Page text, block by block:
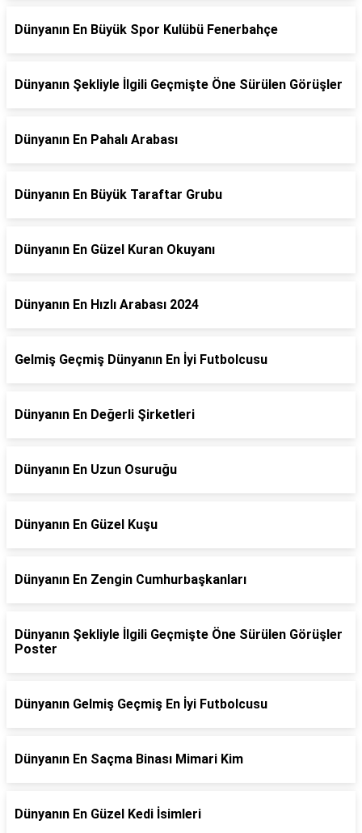
Dünyanın En Büyük Spor Kulübü Fenerbahçe
Dünyanın Şekliyle İlgili Geçmişte Öne Sürülen Görüşler
Dünyanın En Pahalı Arabası
Dünyanın En Büyük Taraftar Grubu
Dünyanın En Güzel Kuran Okuyanı
Dünyanın En Hızlı Arabası 2024
Gelmiş Geçmiş Dünyanın En İyi Futbolcusu
Dünyanın En Değerli Şirketleri
Dünyanın En Uzun Osuruğu
Dünyanın En Güzel Kuşu
Dünyanın En Zengin Cumhurbaşkanları
Dünyanın Şekliyle İlgili Geçmişte Öne Sürülen Görüşler
Poster
Dünyanın Gelmiş Geçmiş En İyi Futbolcusu
Dünyanın En Saçma Binası Mimari Kim
Dünyanın En Güzel Kedi İsimleri